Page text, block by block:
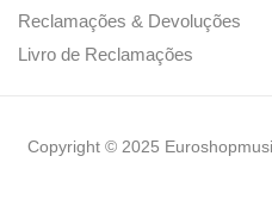
Reclamações & Devoluções
Livro de Reclamações
Copyright © 2025